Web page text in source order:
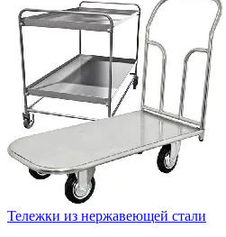
Тележки из нержавеющей стали